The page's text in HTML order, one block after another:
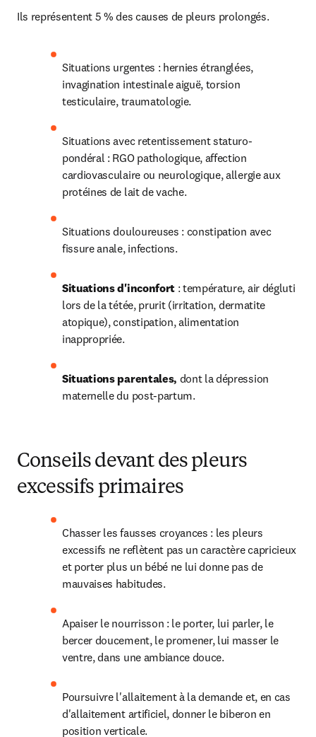
Ils représentent 5 % des causes de pleurs prolongés.
Situations urgentes : hernies étranglées,
invagination intestinale aiguë, torsion
testiculaire, traumatologie.
Situations avec retentissement staturo-
pondéral : RGO pathologique, affection
cardiovasculaire ou neurologique, allergie aux
protéines de lait de vache.
Situations douloureuses : constipation avec
fissure anale, infections.
Situations d'inconfort : température, air dégluti
lors de la tétée, prurit (irritation, dermatite
atopique), constipation, alimentation
inappropriée.
Situations parentales, dont la dépression
maternelle du post-partum.
Conseils devant des pleurs
excessifs primaires
Chasser les fausses croyances : les pleurs
excessifs ne reflètent pas un caractère capricieux
et porter plus un bébé ne lui donne pas de
mauvaises habitudes.
Apaiser le nourrisson : le porter, lui parler, le
bercer doucement, le promener, lui masser le
ventre, dans une ambiance douce.
Poursuivre l'allaitement à la demande et, en cas
d'allaitement artificiel, donner le biberon en
position verticale.